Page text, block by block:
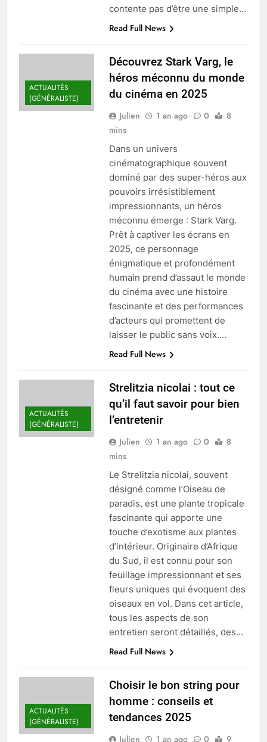
contente pas d’être une simple…
Read Full News
ACTUALITÉS
(GÉNÉRALISTE)
Découvrez Stark Varg, le
héros méconnu du monde
du cinéma en 2025
Julien 1 an ago 0
8
mins
Dans un univers
cinématographique souvent
dominé par des super-héros aux
pouvoirs irrésistiblement
impressionnants, un héros
méconnu émerge : Stark Varg.
Prêt à captiver les écrans en
2025, ce personnage
énigmatique et profondément
humain prend d’assaut le monde
du cinéma avec une histoire
fascinante et des performances
d’acteurs qui promettent de
laisser le public sans voix….
Read Full News
ACTUALITÉS
(GÉNÉRALISTE)
Strelitzia nicolai : tout ce
qu’il faut savoir pour bien
l’entretenir
Julien 1 an ago 0
8
mins
Le Strelitzia nicolai, souvent
désigné comme l’Oiseau de
paradis, est une plante tropicale
fascinante qui apporte une
touche d’exotisme aux plantes
d’intérieur. Originaire d’Afrique
du Sud, il est connu pour son
feuillage impressionnant et ses
fleurs uniques qui évoquent des
oiseaux en vol. Dans cet article,
tous les aspects de son
entretien seront détaillés, des…
Read Full News
ACTUALITÉS
(GÉNÉRALISTE)
Choisir le bon string pour
homme : conseils et
tendances 2025
Julien 1 an ago 0
9